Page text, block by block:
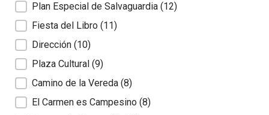
Plan Especial de Salvaguardia (12)
Fiesta del Libro (11)
Dirección (10)
Plaza Cultural (9)
Camino de la Vereda (8)
El Carmen es Campesino (8)